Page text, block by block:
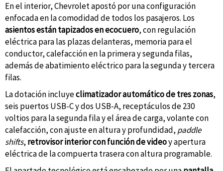
En el interior, Chevrolet apostó por una configuración
enfocada en la comodidad de todos los pasajeros. Los
asientos están tapizados en ecocuero, con regulación
eléctrica para las plazas delanteras, memoria para el
conductor, calefacción en la primera y segunda filas,
además de abatimiento eléctrico para la segunda y tercera
filas.
La dotación incluyeclimatizador automático de tres zonas,
seis puertos USB-C y dos USB-A, receptáculos de 230
voltios para la segunda fila y el área de carga, volante con
calefacción, con ajuste en altura y profundidad, paddle
shifts, retrovisor interior con función de videoy apertura
eléctrica de la compuerta trasera con altura programable.